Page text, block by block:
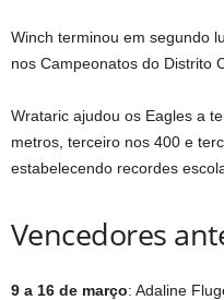
Winch terminou em segundo
nos Campeonatos do Distrito
Wrataric ajudou os Eagles a
metros, terceiro nos 400 e
estabelecendo recordes
Vencedores
9 a 16 de março: Adaline